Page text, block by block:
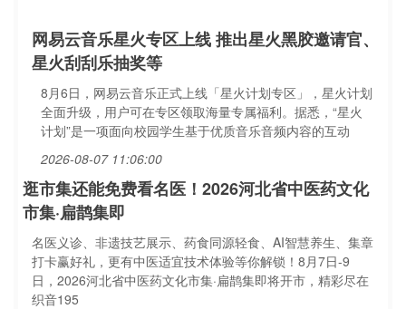
网易云音乐星火专区上线 推出星火黑胶邀请官、
星火刮刮乐抽奖等
8月6日，网易云音乐正式上线「星火计划专区」，星火计划
全面升级，用户可在专区领取海量专属福利。据悉，“星火
计划”是一项面向校园学生基于优质音乐音频内容的互动
2026-08-07 11:06:00
逛市集还能免费看名医！2026河北省中医药文化
市集·扁鹊集即
名医义诊、非遗技艺展示、药食同源轻食、AI智慧养生、集章
打卡赢好礼，更有中医适宜技术体验等你解锁！8月7日-9
日，2026河北省中医药文化市集·扁鹊集即将开市，精彩尽在
织音195